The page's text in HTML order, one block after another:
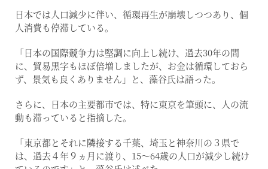
日本では人口減少に伴い、循環再生が崩壊しつつあり、個
人消費も停滞している。
「日本の国際競争力は堅調に向上し続け、過去30年の間
に、貿易黒字もほぼ倍増しましたが、お金は循環しておら
ず、景気も良くありません」と、藻谷氏は語った。
さらに、日本の主要都市では、特に東京を筆頭に、人の流
動も滞っていると指摘した。
「東京都とそれに隣接する千葉、埼玉と神奈川の３県で
は、過去４年９ヵ月に渡り、15～64歳の人口が減少し続け